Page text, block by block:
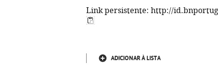
Link persistente: http://
ADICIONAR À LISTA